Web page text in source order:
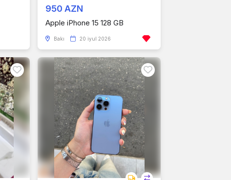
950 AZN
Apple iPhone 15 128 GB
Bakı 20 iyul 2026